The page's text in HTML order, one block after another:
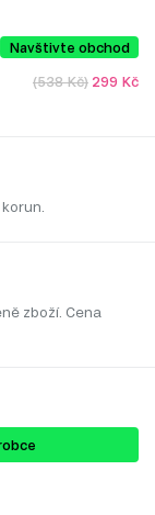
Navštivte obchod
(538 Kč) 299 Kč
zboží. Cena